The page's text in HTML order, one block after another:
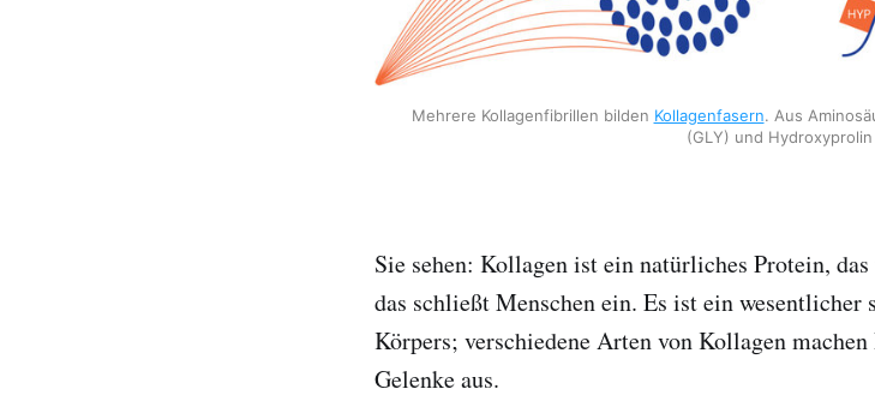
Mehrere Kollagenfibrillen bilden Kollagenfasern. Aus
(GLY) und Hydroxyprolin
Sie sehen: Kollagen ist ein natürliches Protein,
das schließt Menschen ein. Es ist ein
Körpers; verschiedene Arten von Kollagen
Gelenke aus.